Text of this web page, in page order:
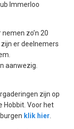
Immerloo
zo’n 20
er deelnemers
aanwezig.
zijn op
Hobbit. Voor het
klik hier.